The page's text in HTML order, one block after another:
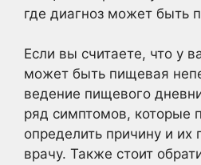
где диагноз может быть
Если вы считаете, что у
может быть пищевая
ведение пищевого
ряд симптомов, которые
определить причину и их
врачу. Также стоит